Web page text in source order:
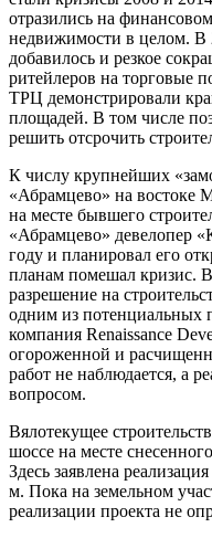
отразились на
недвижимости в целом. В
добавилось и резкое
ритейлеров на торговые
ТРЦ демонстрировали
площадей. В том числе
решить отсрочить
К числу крупнейших
«Абрамцево» на востоке
на месте бывшего
«Абрамцево» девелопер
году и планировал его
планам помешал кризис.
разрешение на
одним из потенциальных
компания Renaissance
огороженной и
работ не наблюдается, а
вопросом.
Вялотекущее
шоссе на месте
Здесь заявлена
м. Пока на земельном
реализации проекта не